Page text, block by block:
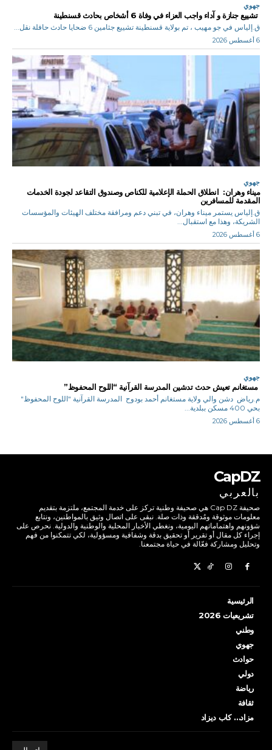
جهوي
تشييع جنازة و آداء واجب العزاء في وفاة 6 أشخاص بحادث قسنطينة
ق.إلياس في جو مهيب ، تم بولاية قسنطينة تشييع جثامين 6 ضحايا حادث حافلة نقل...
6 أغسطس 2026
جهوي
ميناء وهران: انطلاق الحملة الإعلامية للكناص وصندوق التقاعد لجودة الخدمات
المقدمة للمسافرين
ق.إلياس يستمر ميناء وهران، في تبني دعم ومرافقة مختلف الهيئات والمؤسسات
الشريكة، وهذا مع استقبال...
6 أغسطس 2026
جهوي
مستغانم تعيش حدث تدشين المدرسة القرآنية “اللوح المحفوظ”
م.رياض دشن والي ولاية مستغانم أحمد بودوح المدرسة القرآنية "اللوح المحفوظ"
بحي 400 مسكن ببلدية...
6 أغسطس 2026
CapDZ
بالعربي
صحيفة Cap DZ هي صحيفة وطنية تركز على خدمة المجتمع، ملتزمة بتقديم
معلومات موثوقة ومُدققة وذات صلة. نبقى على اتصال وثيق بالمواطنين، ونتابع
شؤونهم واهتماماتهم اليومية، ونغطي الأخبار المحلية والوطنية والدولية. نحرص على
إجراء كل مقال أو تقرير أو تحقيق بدقة وشفافية ومسؤولية، لكي تتمكنوا من فهم
وتحليل ومشاركة فعّالة في حياة مجتمعنا.
الرئيسية
تشريعيات 2026
وطني
جهوي
حوادث
دولي
رياضة
ثقافة
مزاد… كاب ديزاد